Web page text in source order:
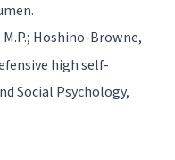
M.P.; Hoshino-Browne,
high self-
Social Psychology,